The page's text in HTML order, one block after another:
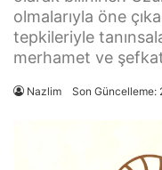
olmalarıyla öne
tepkileriyle
merhamet ve
Nazlim Son Güncelleme: